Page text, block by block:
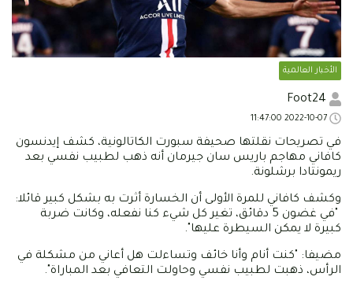
الأخبار العالمية
في تصريحات نقلتها صحيفة سبورت الكاتالونية، كشف إيدنسون
كافاني مهاجم باريس سان جيرمان أنه ذهب لطبيب نفسي بعد
ريمونتادا برشلونة.
وكشف كافاني للمرة الأولى أن الخسارة أثرت به بشكل كبير قائلا:
"في غضون 5 دقائق، تغير كل شيء كنا نفعله، وكانت ضربة
كبيرة لا يمكن السيطرة عليها".
مضيفا: "كنت أنام وأنا خائف وتساءلت هل أعاني من مشكلة في
الرأس، ذهبت لطبيب نفسي وحاولت التعافي بعد المباراة".